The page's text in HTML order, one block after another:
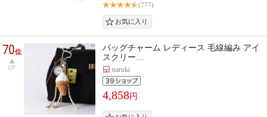
(777)
70位
UP
バッグチャーム レディース 毛線編み アイ
スクリー…
naruki
4,858円